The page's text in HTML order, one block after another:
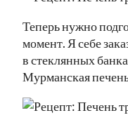
Теперь нужно
момент. Я себе
в стеклянных
Мурманская